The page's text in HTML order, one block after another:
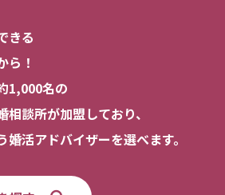
きる
ら！
1,000名の
談所が加盟しており、
活アドバイザーを選べます。